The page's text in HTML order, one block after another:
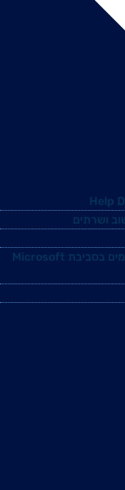
ושרתים
אפיון והטמעת פתרונות מתקדמים בסביבת Microsoft